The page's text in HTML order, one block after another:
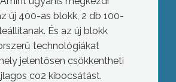
új 400-as blokk, 2 db 100-
És az új blokk
technológiákat
jelentősen csökkentheti
co2 kibocsátást.